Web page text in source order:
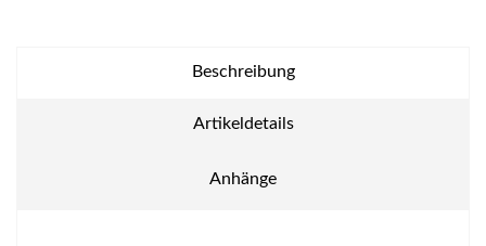
Beschreibung
Artikeldetails
Anhänge